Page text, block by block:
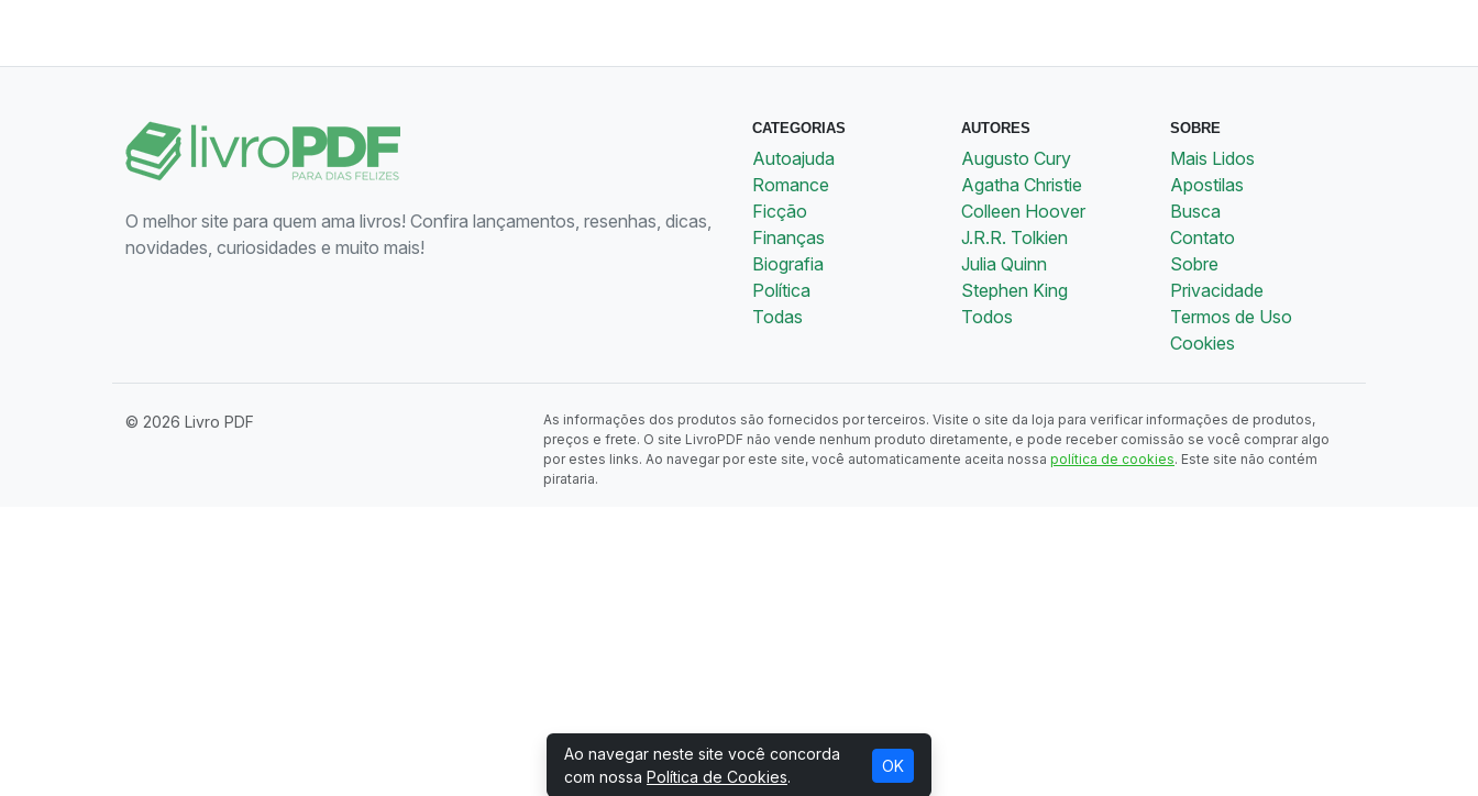
O melhor site para quem ama livros! Confira lançamentos, resenhas, dicas,
novidades, curiosidades e muito mais!
CATEGORIAS
Autoajuda
Romance
Ficção
Finanças
Biografia
Política
Todas
AUTORES
Augusto Cury
Agatha Christie
Colleen Hoover
J.R.R. Tolkien
Julia Quinn
Stephen King
Todos
SOBRE
Mais Lidos
Apostilas
Busca
Contato
Sobre
Privacidade
Termos de Uso
Cookies
© 2026 Livro PDF
As informações dos produtos são fornecidos por terceiros. Visite o site da loja para verificar informações de produtos,
preços e frete. O site LivroPDF não vende nenhum produto diretamente, e pode receber comissão se você comprar algo
por estes links. Ao navegar por este site, você automaticamente aceita nossa política de cookies. Este site não contém
pirataria.
Ao navegar neste site você concorda
com nossa Política de Cookies.
OK